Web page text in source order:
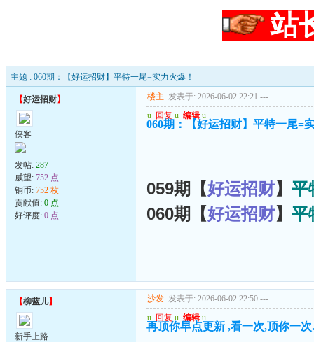
站
主题 : 060期：【好运招财】平特一尾=实力火爆！
【好运招财】
侠客
发帖: 287
威望: 752 点
铜币: 752 枚
贡献值: 0 点
好评度: 0 点
楼主 发表于: 2026-06-02 22:21 ---
u 回复 u 编辑 u
060期：【好运招财】平特一尾=
059期【好运招财】 平
060期【好运招财】 平
【柳蓝儿】
新手上路
沙发 发表于: 2026-06-02 22:50 ---
u 回复 u 编辑 u
再顶你早点更新 ,看一次,顶你一次.